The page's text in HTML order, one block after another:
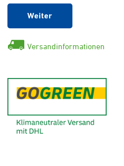
Weiter
Versandinformationen